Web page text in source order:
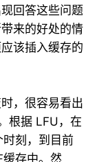
回答这些问题
来的好处的情
该插入缓存的
，很容易看出
根据 LFU，在
刻，到目前
存中。然